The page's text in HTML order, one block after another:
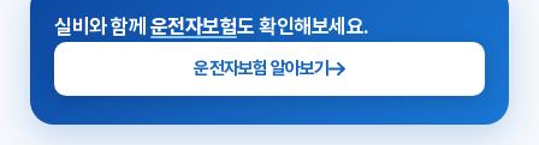
실비와 함께 운전자보험도 확인해보세요.
운전자보험 알아보기